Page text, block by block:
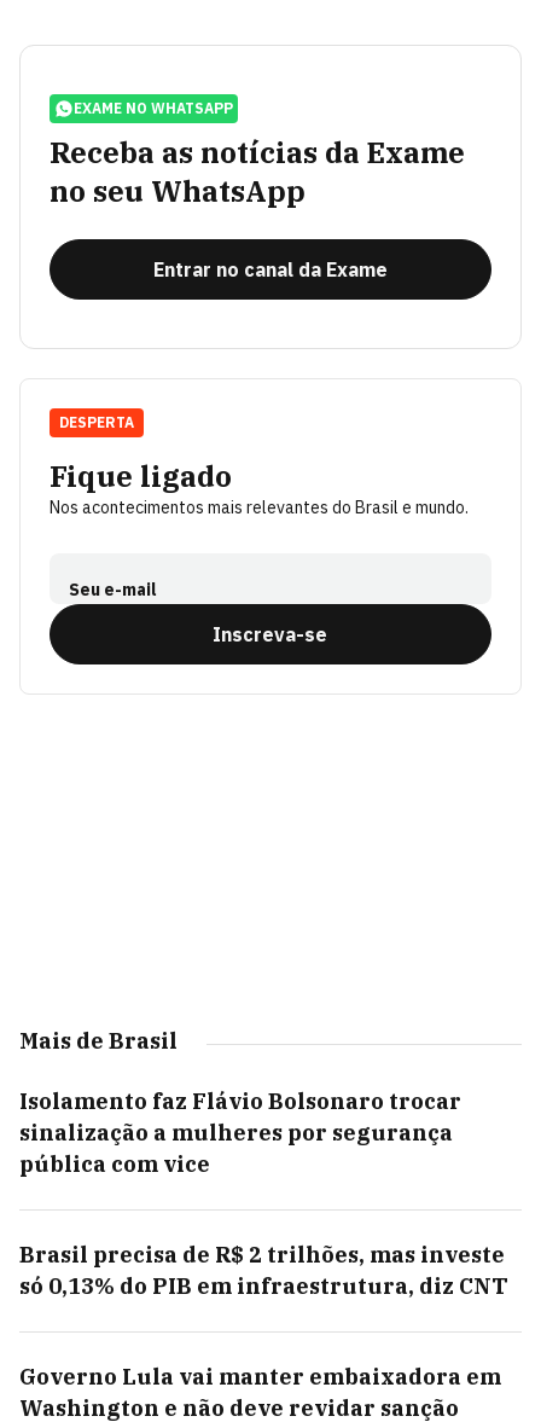
EXAME NO WHATSAPP
Receba as notícias da Exame
no seu WhatsApp
Entrar no canal da Exame
Fique ligado
Nos acontecimentos mais relevantes do Brasil e mundo.
Seu e-mail
Inscreva-se
DESPERTA
Mais de Brasil
Isolamento faz Flávio Bolsonaro trocar
sinalização a mulheres por segurança
pública com vice
Brasil precisa de R$ 2 trilhões, mas investe
só 0,13% do PIB em infraestrutura, diz CNT
Governo Lula vai manter embaixadora em
Washington e não deve revidar sanção